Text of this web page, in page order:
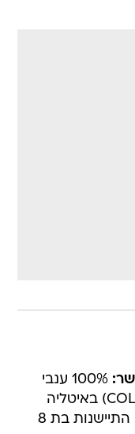
100% ענבי
שרדונה, חלקם מאיזור קוליו (COLLIO) באיטליה
וחלקם מברדו (BRDO) בסלובניה. התיישנות בת 8